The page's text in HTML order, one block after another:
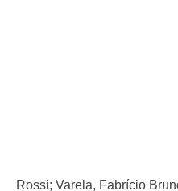
Rossi; Varela, Fabrício